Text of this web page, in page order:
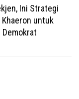
Ini Strategi
untuk
Demokrat